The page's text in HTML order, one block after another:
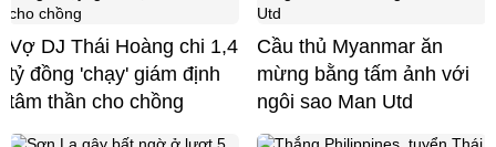
Vợ DJ Thái Hoàng chi 1,4
tỷ đồng 'chạy' giám định
tâm thần cho chồng
Cầu thủ Myanmar ăn
mừng bằng tấm ảnh với
ngôi sao Man Utd